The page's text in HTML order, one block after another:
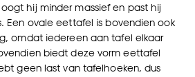
hij minder massief en past hij
Een ovale eettafel is bovendien ook
omdat iedereen aan tafel elkaar
biedt deze vorm eettafel
geen last van tafelhoeken, dus